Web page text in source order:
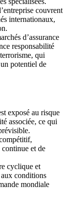
couvrent
internationaux,
d’assurance
responsabilité
qui
potentiel de
exposé au risque
associée, ce qui
et de
cyclique et
conditions
mondiale